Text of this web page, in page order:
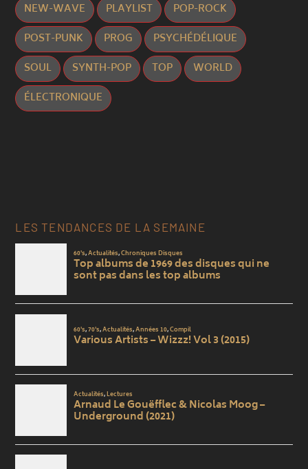
NEW-WAVE
PLAYLIST
POP-ROCK
POST-PUNK
PROG
PSYCHÉDÉLIQUE
SOUL
SYNTH-POP TOP
WORLD
ÉLECTRONIQUE
LES TENDANCES DE LA SEMAINE